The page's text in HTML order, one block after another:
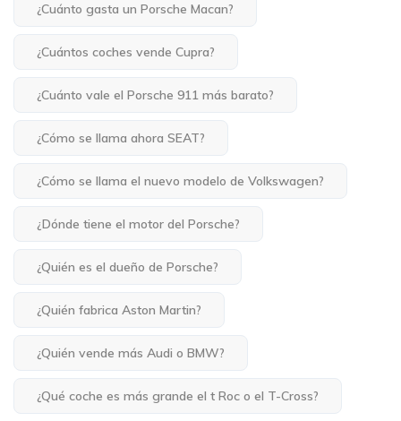
¿Cuánto gasta un Porsche Macan?
¿Cuántos coches vende Cupra?
¿Cuánto vale el Porsche 911 más barato?
¿Cómo se llama ahora SEAT?
¿Cómo se llama el nuevo modelo de Volkswagen?
¿Dónde tiene el motor del Porsche?
¿Quién es el dueño de Porsche?
¿Quién fabrica Aston Martin?
¿Quién vende más Audi o BMW?
¿Qué coche es más grande el t Roc o el T-Cross?